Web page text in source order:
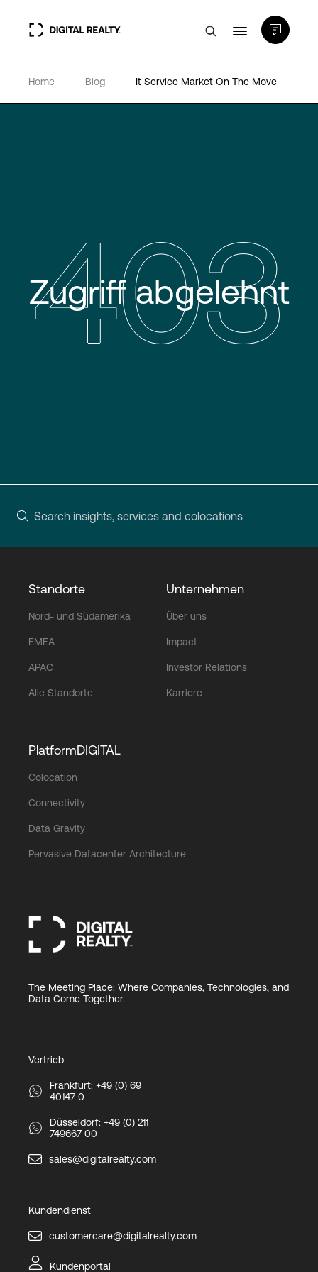
Rechenzentren
Über uns
Language
Home Blog It Service Market On The Move
403
Zugriff abgelehnt
Standorte
Nord- und Südamerika
EMEA
APAC
Alle Standorte
Unternehmen
Über uns
Impact
Investor Relations
Karriere
PlatformDIGITAL
Colocation
Connectivity
Data Gravity
Pervasive Datacenter Architecture
The Meeting Place: Where Companies, Technologies, and
Data Come Together.
Vertrieb
Frankfurt: +49 (0) 69
40147 0
Düsseldorf: +49 (0) 211
749667 00
sales@digitalrealty.com
Kundendienst
customercare@digitalrealty.com
Kundenportal